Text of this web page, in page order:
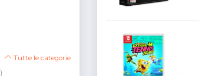
Tutte le categorie